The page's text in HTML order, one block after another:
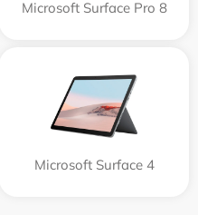
Microsoft Surface Pro 8
Microsoft Surface 4